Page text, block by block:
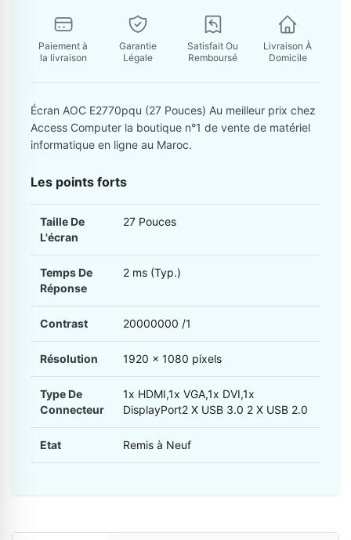
Paiement à
la livraison
Garantie
Légale
Satisfait Ou
Remboursé
Livraison À
Domicile
Écran AOC E2770pqu (27 Pouces) Au meilleur prix chez
Access Computer la boutique n°1 de vente de matériel
informatique en ligne au Maroc.
Les points forts
Taille De
L'écran
27 Pouces
Temps De
Réponse
2 ms (Typ.)
Contrast 20000000 /1
Résolution 1920 x 1080 pixels
Type De
Connecteur
1x HDMI,1x VGA,1x DVI,1x
DisplayPort2 X USB 3.0 2 X USB 2.0
Etat Remis à Neuf